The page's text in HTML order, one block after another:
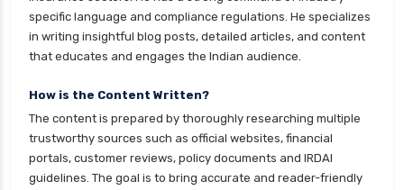
specific language and compliance regulations. He specializes
in writing insightful blog posts, detailed articles, and content
that educates and engages the Indian audience.
How is the Content Written?
The content is prepared by thoroughly researching multiple
trustworthy sources such as official websites, financial
portals, customer reviews, policy documents and IRDAI
guidelines. The goal is to bring accurate and reader-friendly